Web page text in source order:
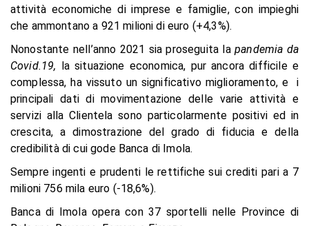
attività economiche di imprese e famiglie, con impieghi
che ammontano a 921 milioni di euro (+4,3%).
Nonostante nell’anno 2021 sia proseguita lapandemia da
Covid.19, la situazione economica, pur ancora difficile e
complessa, ha vissuto un significativo miglioramento, e i
principali dati di movimentazione delle varie attività e
servizi alla Clientela sono particolarmente positivi ed in
crescita, a dimostrazione del grado di fiducia e della
credibilità di cui gode Banca di Imola.
Sempre ingenti e prudenti le rettifiche sui crediti pari a 7
milioni 756 mila euro (-18,6%).
Banca di Imola opera con 37 sportelli nelle Province di